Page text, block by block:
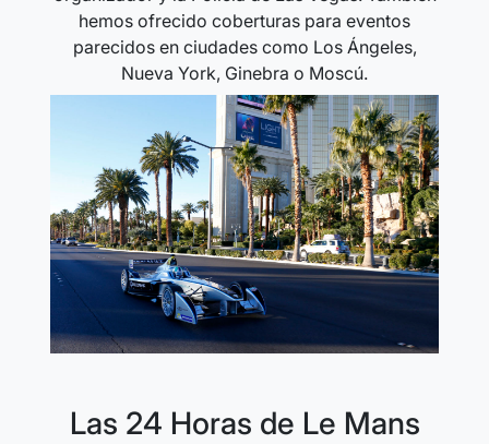
hemos ofrecido coberturas para eventos
parecidos en ciudades como Los Ángeles,
Nueva York, Ginebra o Moscú.
Las 24 Horas de Le Mans